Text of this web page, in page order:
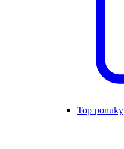
Top ponuky